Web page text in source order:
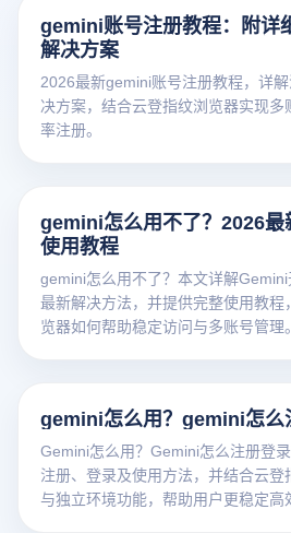
gemini账号注册教程：附详
解决方案
2026最新gemini账号注册教程，详
决方案，结合云登指纹浏览器实现
率注册。
gemini怎么用不了？2026最
使用教程
gemini怎么用不了？本文详解
最新解决方法，并提供完整使用教程
览器如何帮助稳定访问与多账号管理。
gemini怎么用？gemini怎么
Gemini怎么用？Gemini怎么注册登
注册、登录及使用方法，并结合云
与独立环境功能，帮助用户更稳定高